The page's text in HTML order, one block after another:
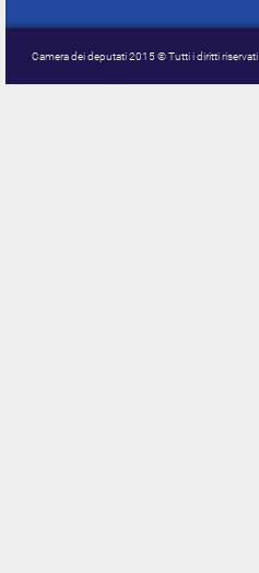
Camera dei deputati 2015 © Tutti i diritti riservati